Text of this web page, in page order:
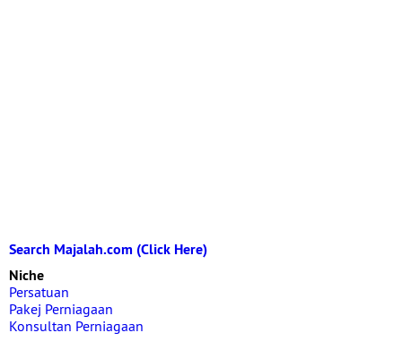
Search Majalah.com (Click Here)
Niche
Persatuan
Pakej Perniagaan
Konsultan Perniagaan